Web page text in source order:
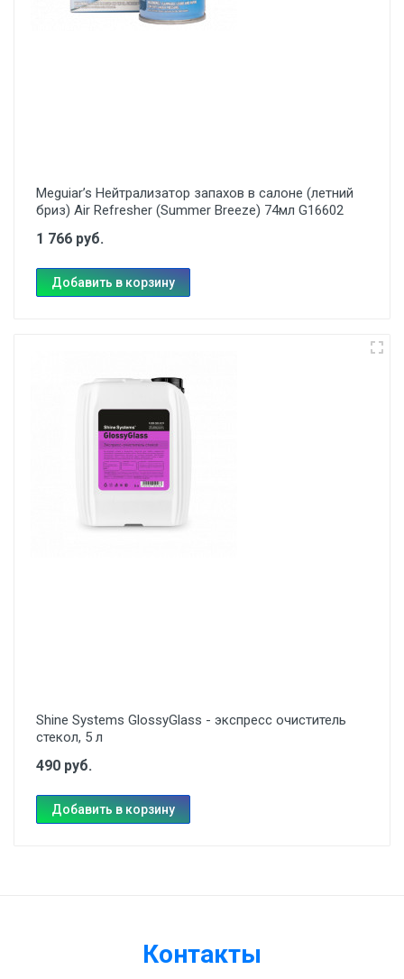
Meguiar’s Нейтрализатор запахов в салоне (летний
бриз) Air Refresher (Summer Breeze) 74мл G16602
1 766 руб.
Добавить в корзину
Shine Systems GlossyGlass - экспресс очиститель
стекол, 5 л
490 руб.
Добавить в корзину
Контакты